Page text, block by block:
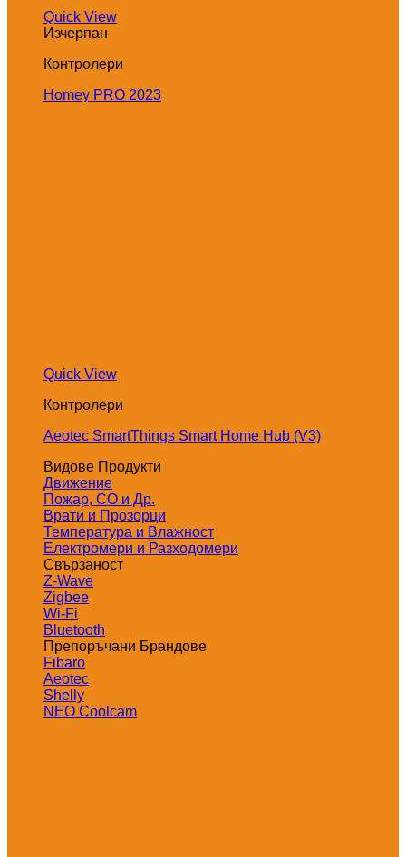
Quick View
Изчерпан
Контролери
Homey PRO 2023
Quick View
Контролери
Aeotec SmartThings Smart Home Hub (V3)
Видове Продукти
Движение
Пожар, СО и Др.
Врати и Прозорци
Температура и Влажност
Електромери и Разходомери
Свързаност
Z-Wave
Zigbee
Wi-Fi
Bluetooth
Препоръчани Брандове
Fibaro
Aeotec
Shelly
NEO Coolcam